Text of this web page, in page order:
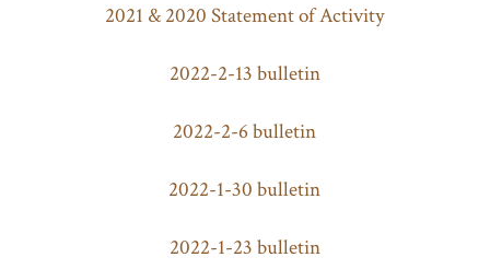
2021 & 2020 Statement of Activity
2022-2-13 bulletin
2022-2-6 bulletin
2022-1-30 bulletin
2022-1-23 bulletin